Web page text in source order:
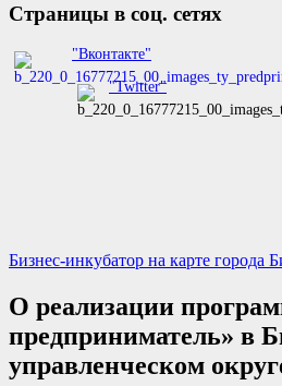
Страницы в соц. сетях
"Вконтакте"
"Twitter"
Бизнес-инкубатор на карте города
О реализации
предприниматель» в
управленческом